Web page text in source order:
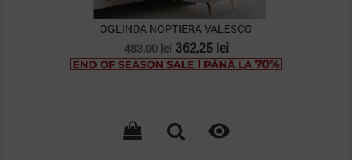
OGLINDA NOPTIERA VALESCO
Pret
de
483,00 lei Pret
362,25 lei
